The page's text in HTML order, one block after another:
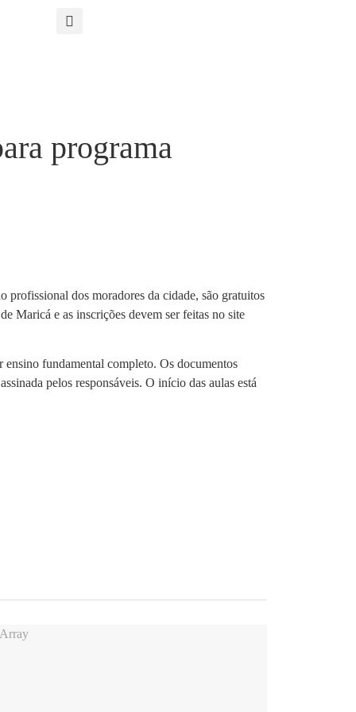
programa
profissional dos moradores da cidade, são gratuitos
Maricá e as inscrições devem ser feitas no site
ensino fundamental completo. Os documentos
pelos responsáveis. O início das aulas está